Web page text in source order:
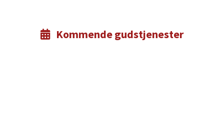
Kommende gudstjenester